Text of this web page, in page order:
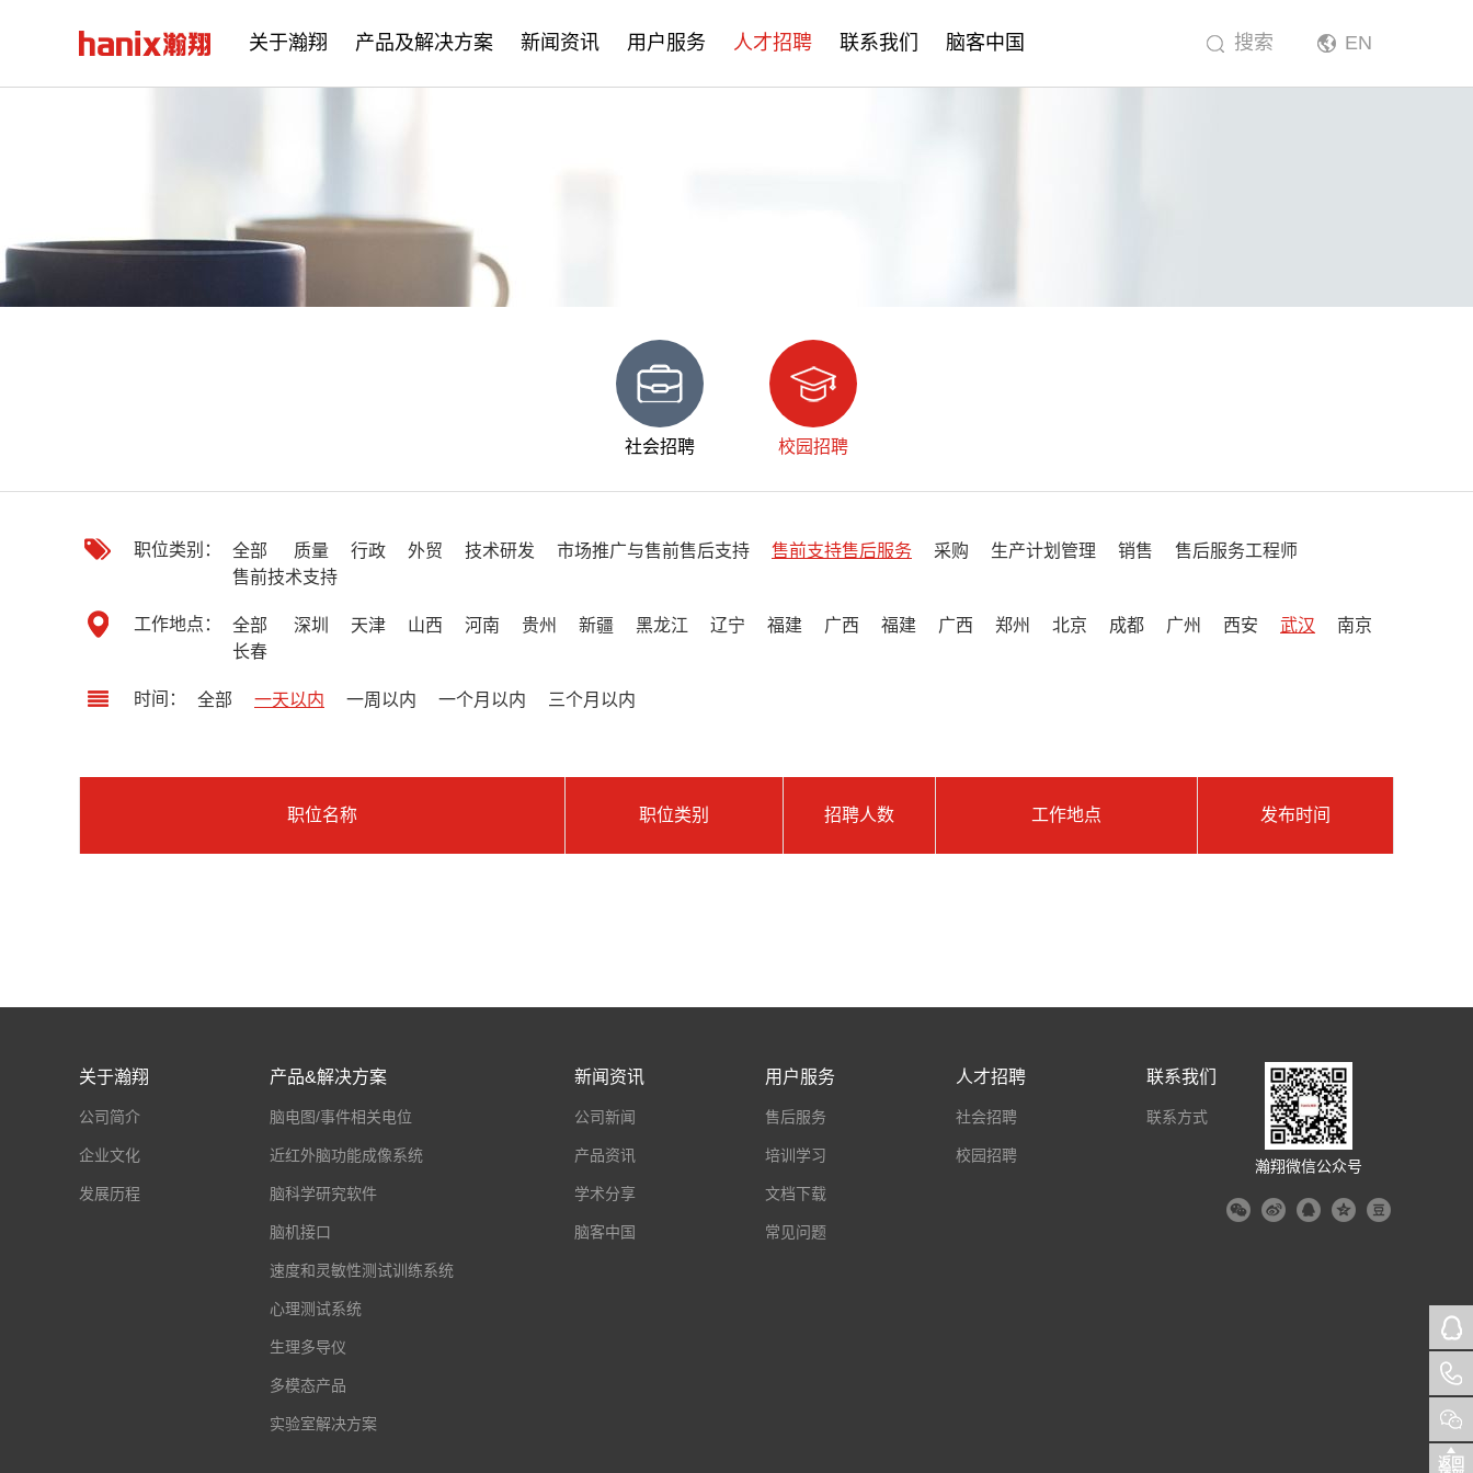
关于瀚翔 产品及解决方案 新闻资讯 用户服务 人才招聘 联系我们 脑客中国 EN
搜索
社会招聘 校园招聘
职位类别： 全部 质量 行政 外贸 技术研发 市场推广与售前售后支持 售前支持售后服务 采购 生产计划管理 销售
售后服务工程师
售前技术支持
工作地点： 全部 深圳 天津 山西 河南 贵州 新疆 黑龙江 辽宁 福建 广西 福建 广西 郑州 北京 成都 广州 西安 武汉
南京
长春
时间： 全部 一天以内 一周以内 一个月以内 三个月以内
职位名称 职位类别 招聘人数 工作地点 发布时间
瀚翔微信公众号
关于瀚翔
公司简介
企业文化
发展历程
产品&解决方案
脑电图/事件相关电位
近红外脑功能成像系统
脑科学研究软件
脑机接口
速度和灵敏性测试训练系统
心理测试系统
生理多导仪
多模态产品
实验室解决方案
新闻资讯
公司新闻
产品资讯
学术分享
脑客中国
用户服务
售后服务
培训学习
文档下载
常见问题
人才招聘
社会招聘
校园招聘
联系我们
联系方式
返回